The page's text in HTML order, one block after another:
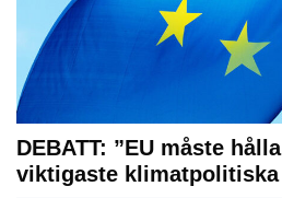
DEBATT: ”EU måste
viktigaste klimatpolitiska